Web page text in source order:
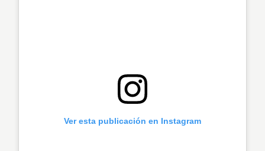
Ver esta publicación en Instagram